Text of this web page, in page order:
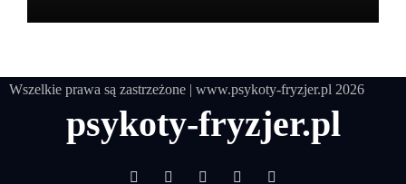
Wszelkie prawa są zastrzeżone | www.psykoty-fryzjer.pl 2026
psykoty-fryzjer.pl